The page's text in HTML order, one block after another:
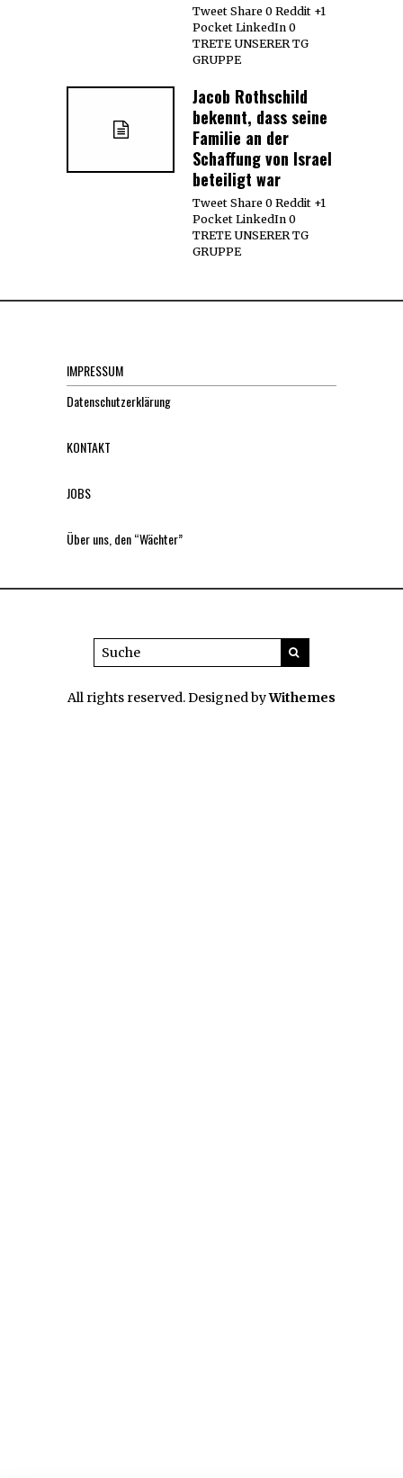
Tweet Share 0 Reddit +1
Pocket LinkedIn 0
TRETE UNSERER TG
GRUPPE
Jacob Rothschild
bekennt, dass seine
Familie an der
Schaffung von Israel
beteiligt war
Tweet Share 0 Reddit +1
Pocket LinkedIn 0
TRETE UNSERER TG
GRUPPE
IMPRESSUM
Datenschutzerklärung
KONTAKT
JOBS
Über uns, den “Wächter”
All rights reserved. Designed byWithemes